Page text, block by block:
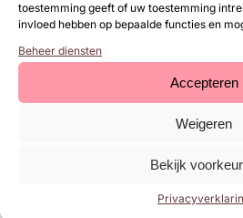
toestemming geeft of uw toestemming
invloed hebben op bepaalde functies en
Beheer diensten
Accepteren
Weigeren
Bekijk
Superbond Base of de Base & Top.
Optioneel kun je een kleine bolling
of Structure Gel en deze uitharden
uit (1 minuut UV/LED lamp).
lamp) bijvoorbeeld de Base/Top of
Gel Polish aanbrengen op kunstnagels: